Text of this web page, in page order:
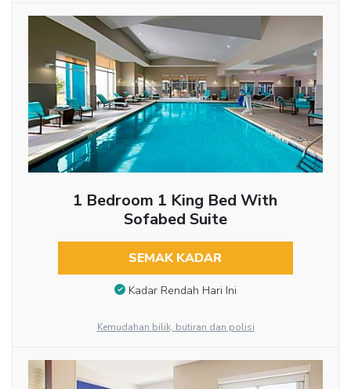
1 Bedroom 1 King Bed With
Sofabed Suite
SEMAK KADAR
Kadar Rendah Hari Ini
Kemudahan bilik, butiran dan polisi